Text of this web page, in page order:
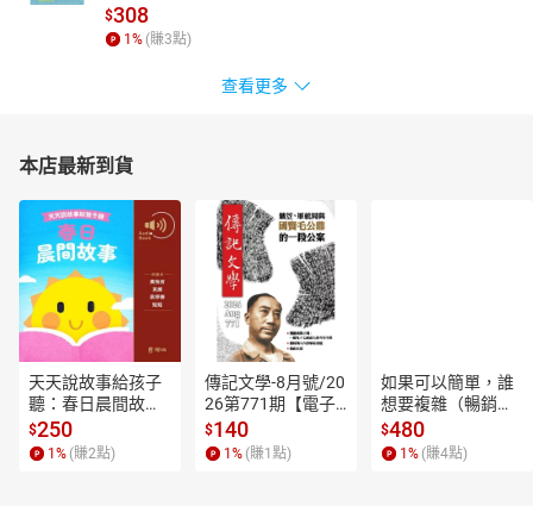
$308
1% (賺3點)
查看更多
本店最新到貨
天天說故事給孩子
聽：春日晨間故事
【有聲書】
$250
1 % (賺2點)
傳記文學-8月號/20
26第771期【電子
書】
$140
1 % (賺1 點)
如果可以簡單，誰
想要複雜（暢銷經
典新編版）【電子
書】
$480
1 % (賺4點)